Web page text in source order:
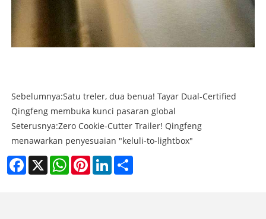
Sebelumnya:Satu treler, dua benua! Tayar Dual-Certified
Qingfeng membuka kunci pasaran global
Seterusnya:Zero Cookie-Cutter Trailer! Qingfeng
menawarkan penyesuaian "keluli-to-lightbox"
Facebook
X WhatsAppPinterestLinkedIn